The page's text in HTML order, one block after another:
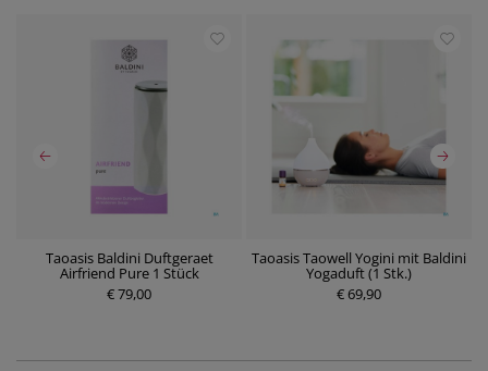
Taoasis Baldini Duftgeraet
Airfriend Pure 1 Stück
€ 79,00
Taoasis Taowell Yogini mit Baldini
Yogaduft (1 Stk.)
€ 69,90
P